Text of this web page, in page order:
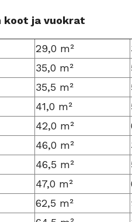
koot ja vuokrat
29,0 m²
35,0 m²
35,5 m²
41,0 m²
42,0 m²
46,0 m²
46,5 m²
47,0 m²
62,5 m²